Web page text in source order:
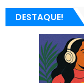
DESTAQUE!